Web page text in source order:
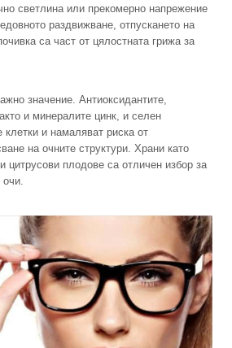
светлина или прекомерно напрежение
раздвижване, отпускането на
са част от цялостната грижа за
значение. Антиоксидантите,
и минералите цинк, и селен
клетки и намаляват риска от
на очните структури. Храни като
цитрусови плодове са отличен избор за
очи.